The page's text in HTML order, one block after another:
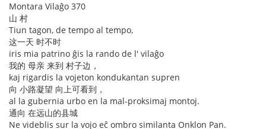
Montara Vilaĝo 370
山 村
Tiun tagon, de tempo al tempo,
这一天 时不时
iris mia patrino ĝis la rando de l' vilaĝo
我的 母亲 来到 村子边，
kaj rigardis la vojeton kondukantan supren
向 小路凝望 向上可看到，
al la gubernia urbo en la mal-proksimaj montoj.
通向 在远山的县城
Ne videblis sur la vojo eĉ ombro similanta Onklon Pan.